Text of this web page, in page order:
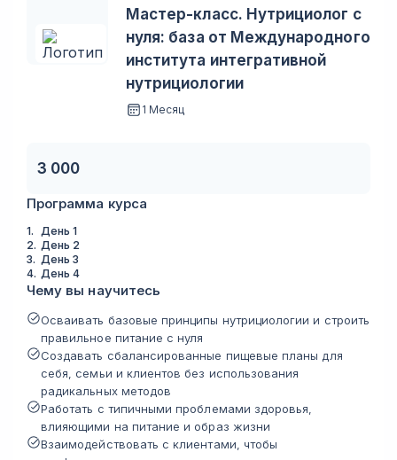
Мастер-класс. Нутрициолог с
нуля: база от Международного
института интегративной
нутрициологии
1 Месяц
3 000
Программа курса
1. День 1
2. День 2
3. День 3
4. День 4
Чему вы научитесь
Осваивать базовые принципы нутрициологии и строить
правильное питание с нуля
Создавать сбалансированные пищевые планы для
себя, семьи и клиентов без использования
радикальных методов
Работать с типичными проблемами здоровья,
влияющими на питание и образ жизни
Взаимодействовать с клиентами, чтобы